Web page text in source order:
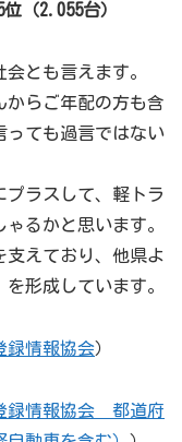
（2.055台）
とも言えます。
からご年配の方も含
っても過言ではない
プラスして、軽トラ
るかと思います。
支えており、他県よ
形成しています。
情報協会）
録情報協会 都道府